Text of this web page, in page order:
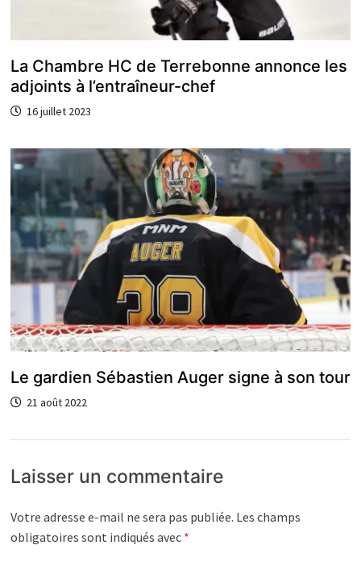
La Chambre HC de Terrebonne annonce les
adjoints à l’entraîneur-chef
16 juillet 2023
Le gardien Sébastien Auger signe à son tour
21 août 2022
Laisser un commentaire
Votre adresse e-mail ne sera pas publiée. Les champs
obligatoires sont indiqués avec *